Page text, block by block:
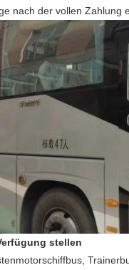
nach der vollen Zahlung
stellen